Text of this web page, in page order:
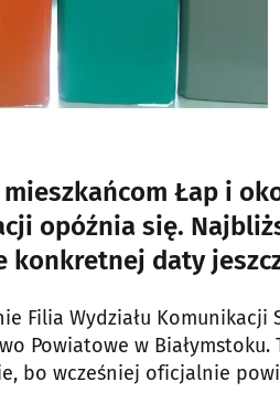
Łap i
opóźnia się.
konkretnej daty
Filia Wydziału Komunikacji
Powiatowe w Białymstoku.
bo wcześniej oficjalnie